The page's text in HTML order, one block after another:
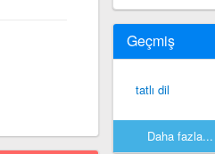
Geçmiş
tatlı dil
Daha fazla...